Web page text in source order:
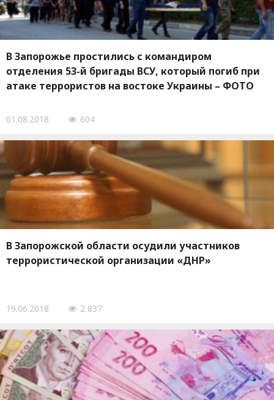
В Запорожье простились с командиром
отделения 53-й бригады ВСУ, который погиб при
атаке террористов на востоке Украины – ФОТО
01.08.2018 604
В Запорожской области осудили участников
террористической организации «ДНР»
19.06.2018 2 837